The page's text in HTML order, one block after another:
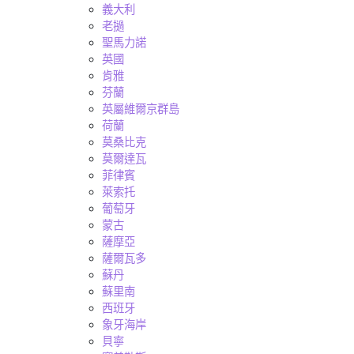
義大利
老撾
聖馬力諾
英國
肯雅
芬蘭
英屬維爾京群島
荷蘭
莫桑比克
莫爾達瓦
菲律賓
萊索托
葡萄牙
蒙古
薩摩亞
薩爾瓦多
蘇丹
蘇里南
西班牙
象牙海岸
貝寧